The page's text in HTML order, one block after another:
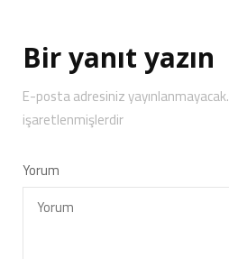
Bir yanıt yazın
E-posta adresiniz yayınlanmayacak.
işaretlenmişlerdir
Yorum